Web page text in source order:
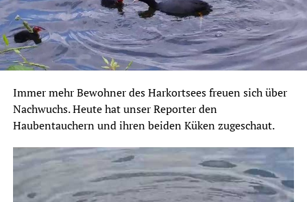
Immer mehr Bewohner des Harkortsees freuen sich über
Nachwuchs. Heute hat unser Reporter den
Haubentauchern und ihren beiden Küken zugeschaut.